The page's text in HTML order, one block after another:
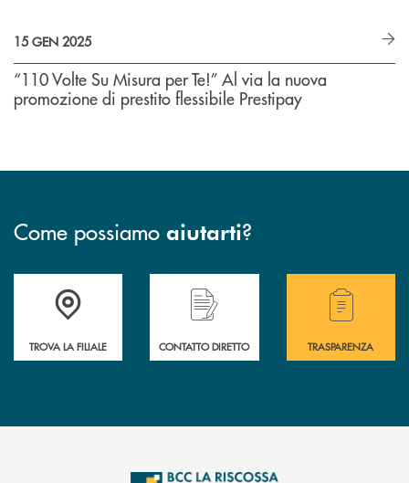
15 GEN 2025
“110 Volte Su Misura per Te!” Al via la nuova
promozione di prestito flessibile Prestipay
Come possiamo aiutarti?
Accedi all' elenco completo delle filiali della Bcc
TROVA LA FILIALE
Hai bisogno di assistenza immediata?
CONTATTO DIRETTO
Hai bisogno di
TRASPARENZA